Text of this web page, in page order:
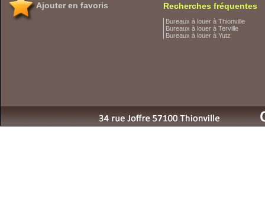
Ajouter en favoris Recherches fréquentes
Bureaux à louer à Thionville
Bureaux à louer à Terville
Bureaux à louer à Yutz